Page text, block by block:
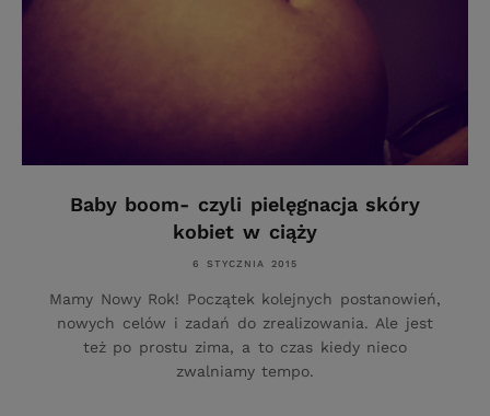
Baby boom- czyli pielęgnacja skóry
kobiet w ciąży
6 STYCZNIA 2015
Mamy Nowy Rok! Początek kolejnych postanowień,
nowych celów i zadań do zrealizowania. Ale jest
też po prostu zima, a to czas kiedy nieco
zwalniamy tempo.